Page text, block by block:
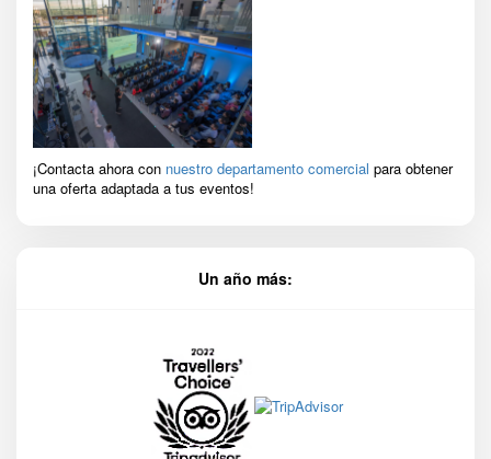
¡Contacta ahora con nuestro departamento comercial para obtener
una oferta adaptada a tus eventos!
Un año más: